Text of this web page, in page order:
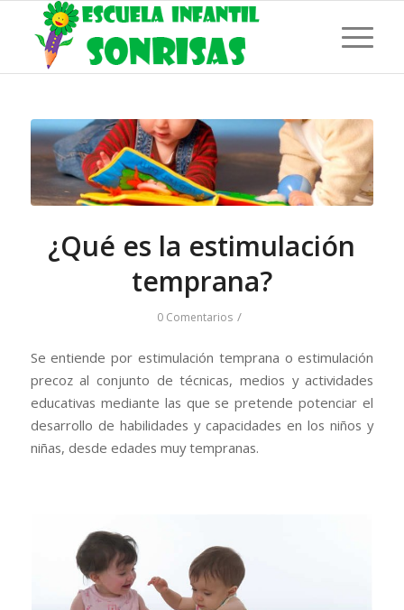
¿Qué es la estimulación
temprana?
0 Comentarios /
Se entiende por estimulación temprana o estimulación
precoz al conjunto de técnicas, medios y actividades
educativas mediante las que se pretende potenciar el
desarrollo de habilidades y capacidades en los niños y
niñas, desde edades muy tempranas.